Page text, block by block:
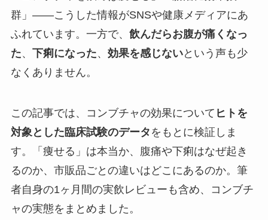
群」——こうした情報がSNSや健康メディアにあ
ふれています。一方で、 飲んだらお腹が痛くなっ
た、 下痢になった、 効果を感じないという声も少
なくありません。
この記事では、コンブチャの効果について ヒトを
対象とした臨床試験のデータ をもとに検証しま
す。「痩せる」は本当か、腹痛や下痢はなぜ起き
るのか、市販品ごとの違いはどこにあるのか。筆
者自身の1ヶ月間の実飲レビューも含め、コンブチ
ャの実態をまとめました。